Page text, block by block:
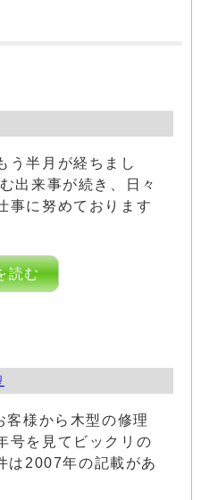
う半月が経ちまし
出来事が続き、日々
事に努めております
読む
客様から木型の修理
号を見てビックリの
は2007年の記載があ